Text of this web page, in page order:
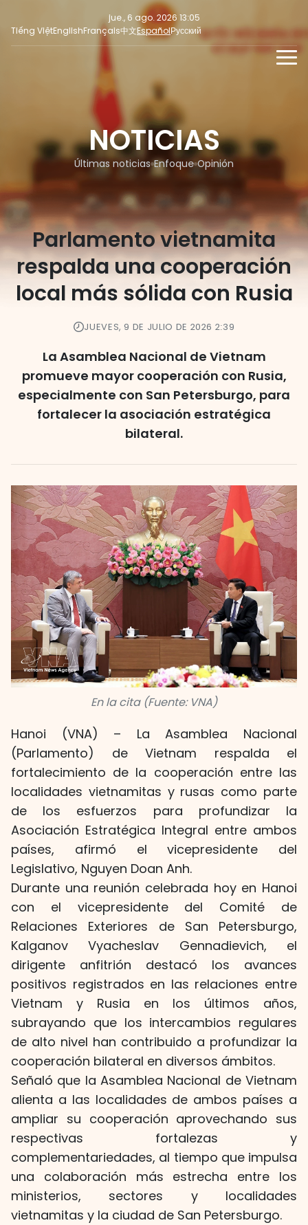
jue., 6 ago. 2026 13:05
Tiếng ViệtEnglishFrançais中文EspañolРусский
Últimas noticias
Enfoque
Opinión
NOTICIAS PARA LA PRENSA
REDES SOCIALESNOTICIAS
Últimas noticias Enfoque Opinión
Parlamento vietnamita
respalda una cooperación
local más sólida con Rusia
JUEVES, 9 DE JULIO DE 2026 2:39
La Asamblea Nacional de Vietnam
promueve mayor cooperación con Rusia,
especialmente con San Petersburgo, para
fortalecer la asociación estratégica
bilateral.
En la cita (Fuente: VNA)
Hanoi (VNA) – La Asamblea Nacional
(Parlamento) de Vietnam respalda el
fortalecimiento de la cooperación entre las
localidades vietnamitas y rusas como parte
de los esfuerzos para profundizar la
Asociación Estratégica Integral entre ambos
países, afirmó el vicepresidente del
Legislativo, Nguyen Doan Anh.
Durante una reunión celebrada hoy en Hanoi
con el vicepresidente del Comité de
Relaciones Exteriores de San Petersburgo,
Kalganov Vyacheslav Gennadievich, el
dirigente anfitrión destacó los avances
positivos registrados en las relaciones entre
Vietnam y Rusia en los últimos años,
subrayando que los intercambios regulares
de alto nivel han contribuido a profundizar la
cooperación bilateral en diversos ámbitos.
Señaló que la Asamblea Nacional de Vietnam
alienta a las localidades de ambos países a
ampliar su cooperación aprovechando sus
respectivas fortalezas y
complementariedades, al tiempo que impulsa
una colaboración más estrecha entre los
ministerios, sectores y localidades
vietnamitas y la ciudad de San Petersburgo.